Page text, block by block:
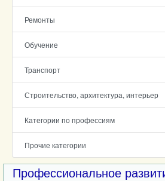
Ремонты
Обучение
Транспорт
Строительство, архитектура, интерьер
Категории по профессиям
Прочие категории
Профессиональное